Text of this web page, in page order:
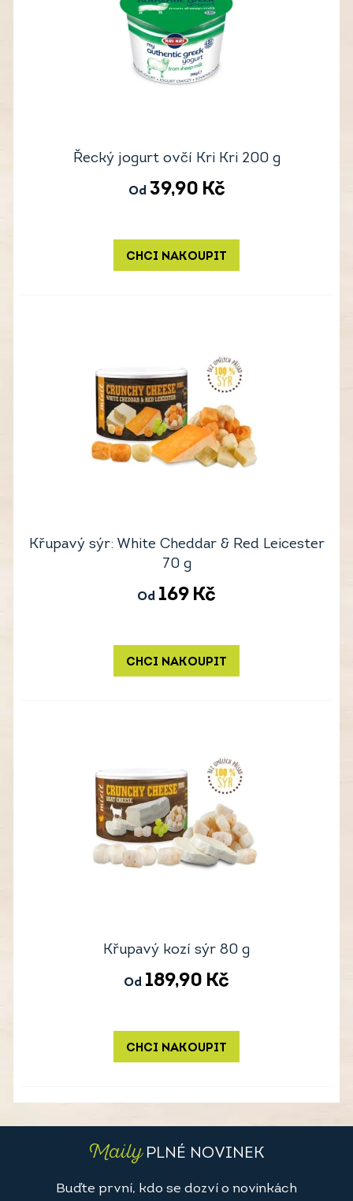
Řecký jogurt ovčí Kri Kri 200 g
Od 39,90 Kč
CHCI NAKOUPIT
Křupavý sýr: White Cheddar & Red Leicester
70 g
Od 169 Kč
CHCI NAKOUPIT
Křupavý kozí sýr 80 g
Od 189,90 Kč
CHCI NAKOUPIT
MailyPLNÉ NOVINEK
Buďte první, kdo se dozví o novinkách